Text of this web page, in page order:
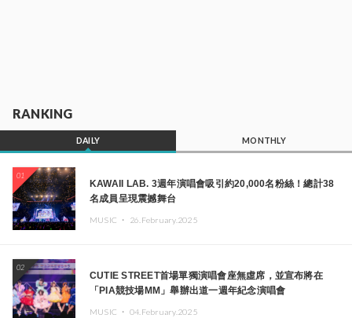
RANKING
DAILY MONTHLY
01
KAWAII LAB. 3週年演唱會吸引約20,000名粉絲！總計38
名成員呈現震撼舞台
MUSIC ・ 26.February.2025
02
CUTIE STREET首場單獨演唱會座無虛席，並宣布將在
「PIA競技場MM」舉辦出道一週年紀念演唱會
MUSIC ・ 04.February.2025